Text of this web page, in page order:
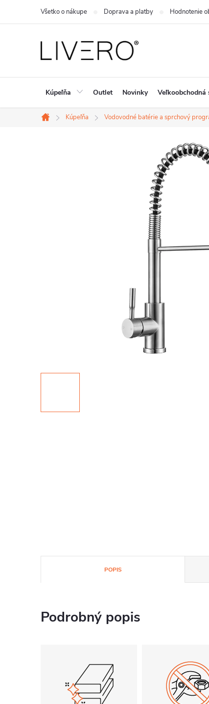
Všetko o nákupe Doprava a platby Hodnotenie
Kúpeľňa Outlet Novinky Veľkoobchodná
Domov
Kúpeľňa Vodovodné batérie a sprchový
POPIS
Podrobný popis